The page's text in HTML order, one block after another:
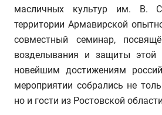
масличных культур им. В.
территории Армавирской
совместный семинар,
возделывания и защиты этой
новейшим достижениям
мероприятии собрались не
но и гости из Ростовской